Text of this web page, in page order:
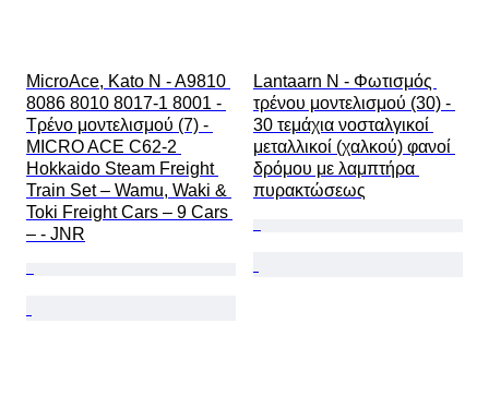
MicroAce, Kato N - A9810
8086 8010 8017-1 8001 -
Τρένο μοντελισμού (7) -
MICRO ACE C62-2
Hokkaido Steam Freight
Train Set – Wamu, Waki &
Toki Freight Cars – 9 Cars
– - JNR
Lantaarn N - Φωτισμός
τρένου μοντελισμού (30) -
30 τεμάχια νοσταλγικοί
μεταλλικοί (χαλκού) φανοί
δρόμου με λαμπτήρα
πυρακτώσεως